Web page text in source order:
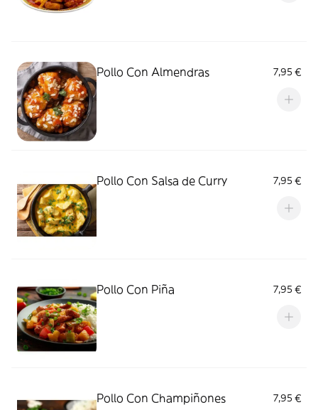
Pollo Con Almendras 7,95 €
Pollo Con Salsa de Curry 7,95 €
Pollo Con Piña 7,95 €
Pollo Con Champiñones 7,95 €